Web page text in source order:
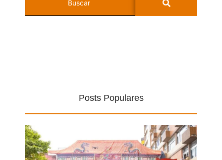
Posts Populares